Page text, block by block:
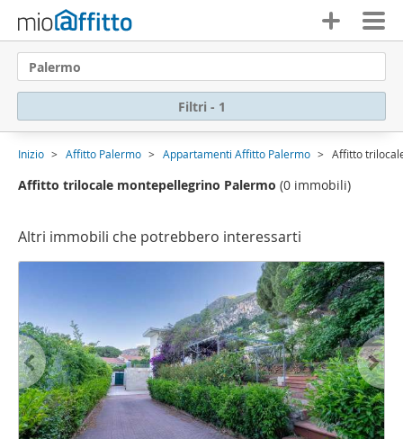
Palermo
Filtri - 1
Inizio Affitto Palermo Appartamenti Affitto Palermo Affitto
Affitto trilocale montepellegrino Palermo (0 immobili)
Altri immobili che potrebbero interessarti